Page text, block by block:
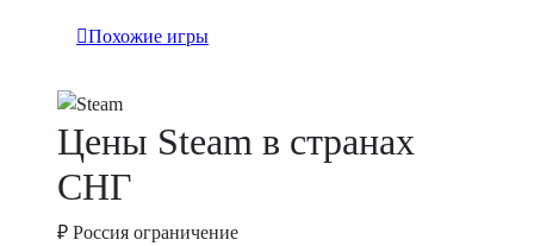
Похожие игры
Цены Steam в странах
СНГ
₽ Россия ограничение